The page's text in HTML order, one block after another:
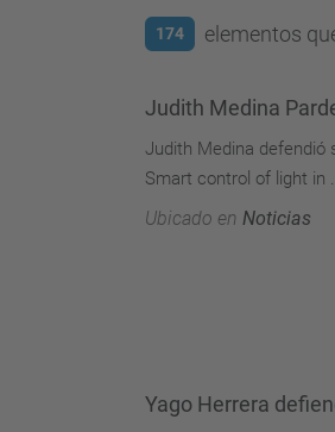
174 elementos
Judith Medina
Judith Medina defendió
Smart control of light in ...
Ubicado en Noticias
Yago Herrera